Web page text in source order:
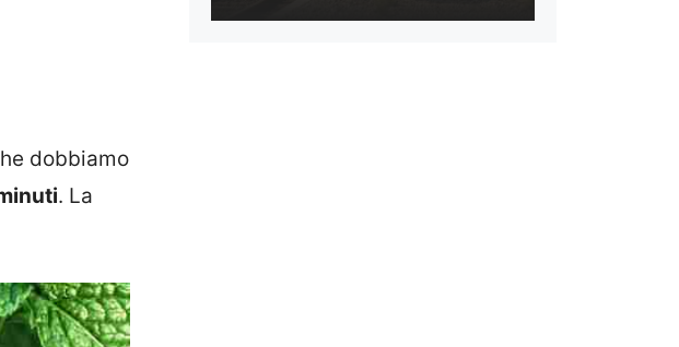
dobbiamo
. La